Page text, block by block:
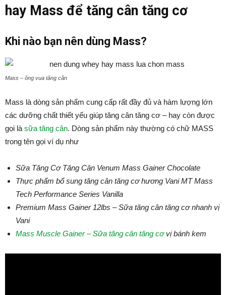
hay Mass để tăng cân tăng cơ
Khi nào bạn nên dùng Mass?
Mass – ông vua tăng cân
Mass là dòng sản phẩm cung cấp rất đầy đủ và hàm lượng lớn
các dưỡng chất thiết yếu giúp tăng cân tăng cơ – hay còn được
gọi là sữa tăng cân. Dòng sản phẩm này thường có chữ MASS
trong tên gọi ví dụ như
Sữa Tăng Cơ Tăng Cân Venum Mass Gainer Chocolate
Thực phẩm bổ sung tăng cân tăng cơ hương Vani MT Mass
Tech Performance Series Vanilla
Premium Mass Gainer 12lbs – Sữa tăng cân tăng cơ nhanh vị
Vani
Mass Muscle Gainer – Sữa tăng cân tăng cơvị bánh kem